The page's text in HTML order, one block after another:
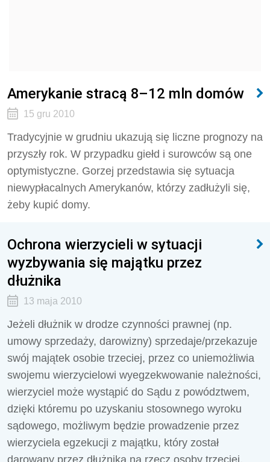
Amerykanie stracą 8–12 mln domów
15 gru 2010
Tradycyjnie w grudniu ukazują się liczne prognozy na
przyszły rok. W przypadku giełd i surowców są one
optymistyczne. Gorzej przedstawia się sytuacja
niewypłacalnych Amerykanów, którzy zadłużyli się,
żeby kupić domy.
Ochrona wierzycieli w sytuacji
wyzbywania się majątku przez
dłużnika
13 maja 2010
Jeżeli dłużnik w drodze czynności prawnej (np.
umowy sprzedaży, darowizny) sprzedaje/przekazuje
swój majątek osobie trzeciej, przez co uniemożliwia
swojemu wierzycielowi wyegzekwowanie należności,
wierzyciel może wystąpić do Sądu z powództwem,
dzięki któremu po uzyskaniu stosownego wyroku
sądowego, możliwym będzie prowadzenie przez
wierzyciela egzekucji z majątku, który został
darowany przez dłużnika na rzecz osoby trzeciej.